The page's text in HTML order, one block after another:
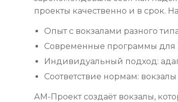
проекты качественно и в срок.
Опыт с вокзалами разного
Современные программы для
Индивидуальный подход:
Соответствие нормам:
АМ-Проект создаёт вокзалы,